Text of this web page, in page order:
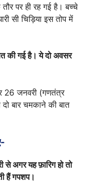
पर ही रह गई है। बच्चे
सी चिड़िया इस तोप में
की गई है। ये दो अवसर
26 जनवरी (गणतंत्र
बार चमकाने की बात
से अगर यह फ़ारिग हो तो
हैं गपशप।